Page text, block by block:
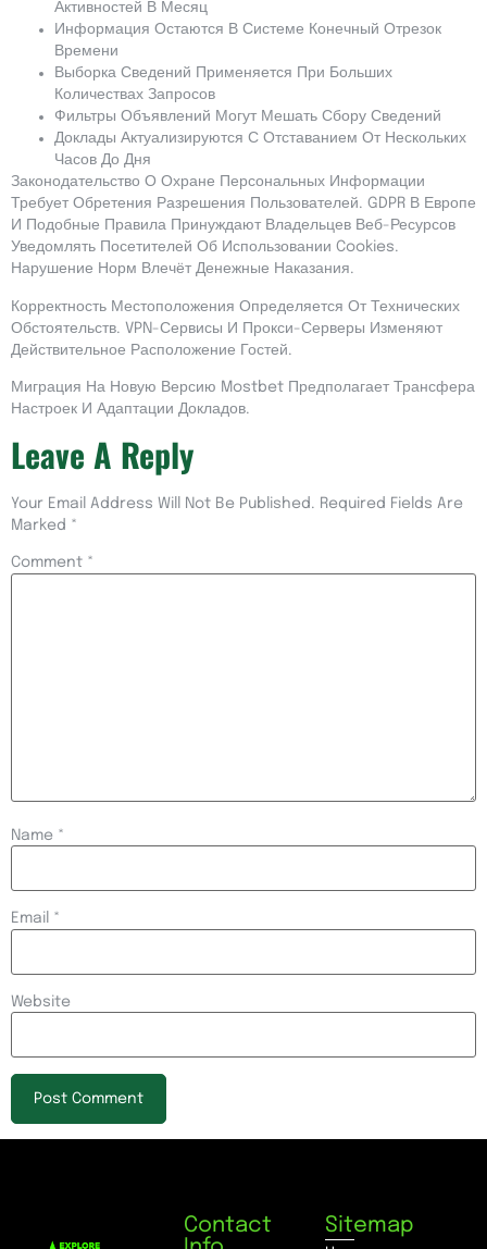
Активностей В Месяц
Информация Остаются В Системе Конечный Отрезок
Времени
Выборка Сведений Применяется При Больших
Количествах Запросов
Фильтры Объявлений Могут Мешать Сбору Сведений
Доклады Актуализируются С Отставанием От Нескольких
Часов До Дня
Законодательство О Охране Персональных Информации
Требует Обретения Разрешения Пользователей. GDPR В Европе
И Подобные Правила Принуждают Владельцев Веб-Ресурсов
Уведомлять Посетителей Об Использовании Cookies.
Нарушение Норм Влечёт Денежные Наказания.
Корректность Местоположения Определяется От Технических
Обстоятельств. VPN-Сервисы И Прокси-Серверы Изменяют
Действительное Расположение Гостей.
Миграция На Новую Версию Mostbet Предполагает Трансфера
Настроек И Адаптации Докладов.
Leave A Reply
Your Email Address Will Not Be Published. Required Fields Are
Marked *
Comment *
Name *
Email *
Website
Contact
Sitemap